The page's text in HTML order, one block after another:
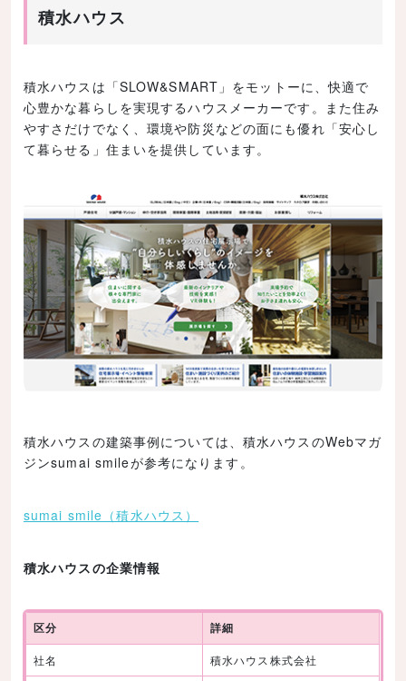
積水ハウス
積水ハウスは「SLOW&SMART」をモットーに、快適で
心豊かな暮らしを実現するハウスメーカーです。また住み
やすさだけでなく、環境や防災などの面にも優れ「安心し
て暮らせる」住まいを提供しています。
積水ハウスの建築事例については、積水ハウスのWebマガ
ジンsumai smileが参考になります。
sumai smile（積水ハウス）
積水ハウスの企業情報
区分 詳細
社名 積水ハウス株式会社